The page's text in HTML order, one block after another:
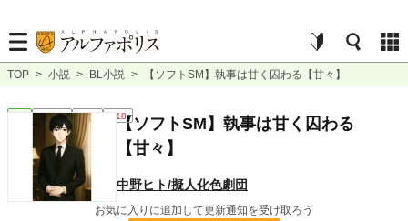
TOP > 小説 > BL小説 > 【ソフトSM】執事は甘く囚わる【甘々】
連載中 長編 R18
【ソフトSM】執事は甘く囚わる
【甘々】
中野ヒト/擬人化色劇団
お気に入りに追加して更新通知を受け取ろう